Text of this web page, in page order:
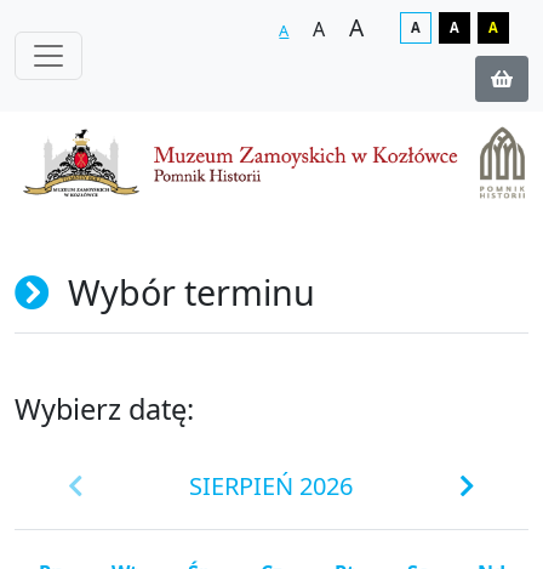
A A A A A A
Wybór terminu
Wybierz datę:
SIERPIEŃ 2026